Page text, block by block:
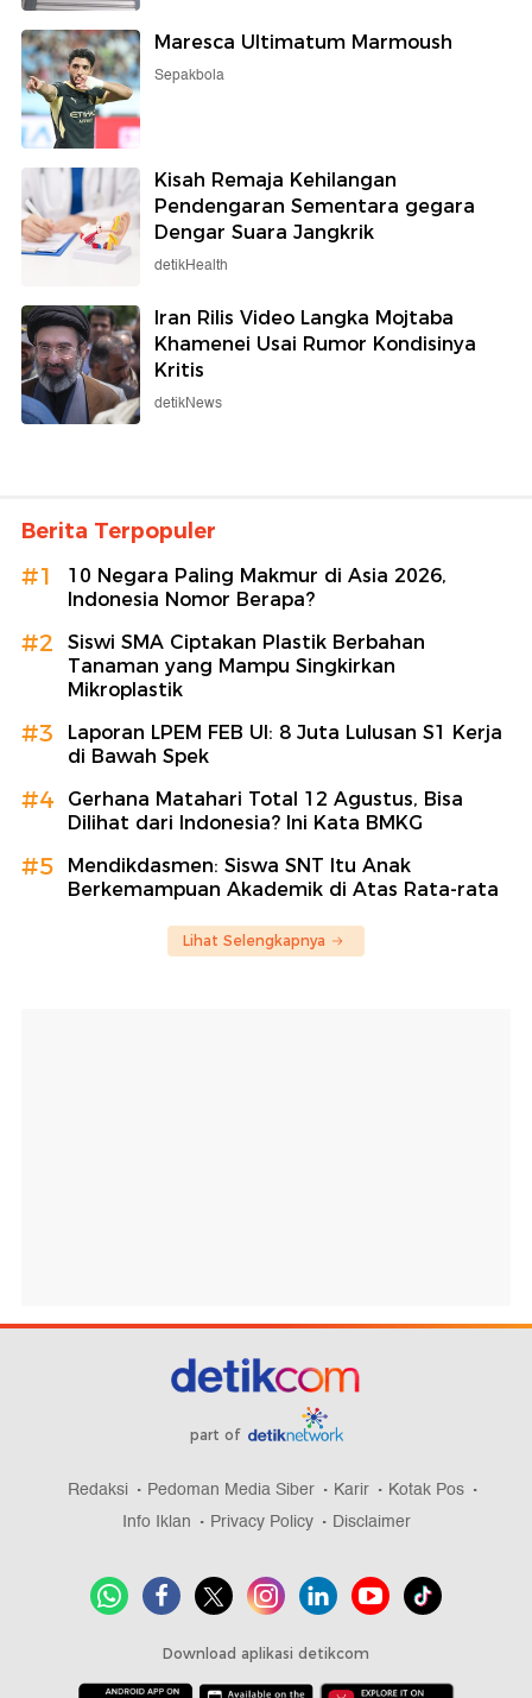
Maresca Ultimatum Marmoush
Sepakbola
Kisah Remaja Kehilangan
Pendengaran Sementara gegara
Dengar Suara Jangkrik
detikHealth
Iran Rilis Video Langka Mojtaba
Khamenei Usai Rumor Kondisinya
Kritis
detikNews
Berita Terpopuler
#1
10 Negara Paling Makmur di Asia 2026,
Indonesia Nomor Berapa?
#2
Siswi SMA Ciptakan Plastik Berbahan
Tanaman yang Mampu Singkirkan
Mikroplastik
#3
Laporan LPEM FEB UI: 8 Juta Lulusan S1 Kerja
di Bawah Spek
#4
Gerhana Matahari Total 12 Agustus, Bisa
Dilihat dari Indonesia? Ini Kata BMKG
#5
Mendikdasmen: Siswa SNT Itu Anak
Berkemampuan Akademik di Atas Rata-rata
Lihat Selengkapnya
part of
Redaksi Pedoman Media Siber Karir
Kotak Pos
Info Iklan
Privacy Policy Disclaimer
Download aplikasi detikcom